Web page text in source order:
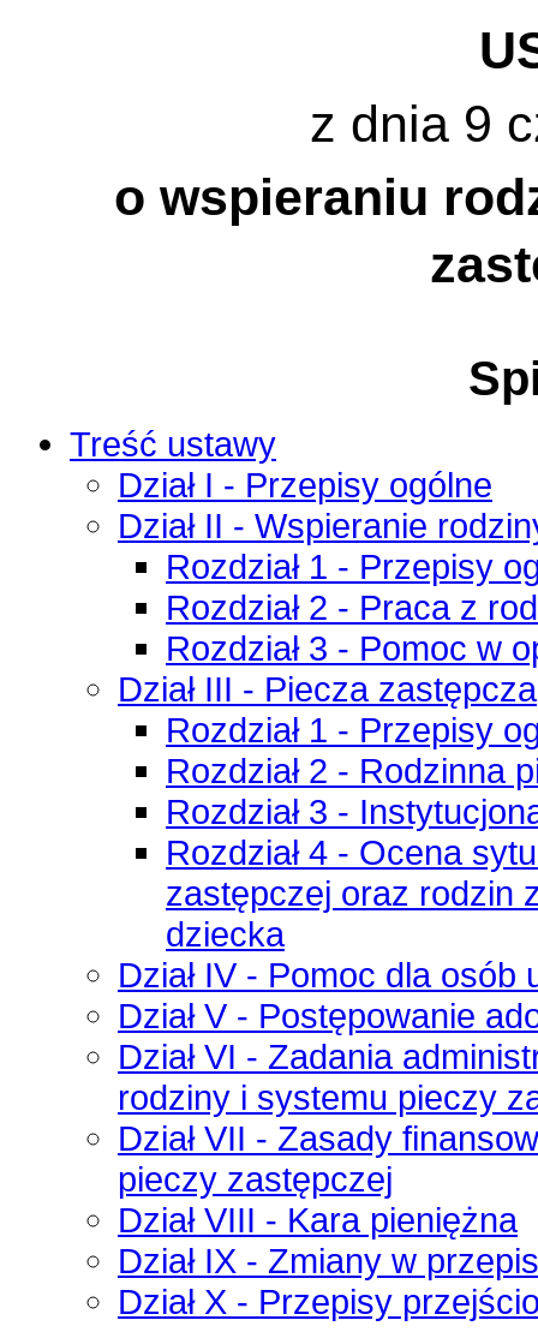
z dnia 9
o wspieraniu
Treść ustawy
Dział I - Przepisy ogólne
Dział II - Wspieranie
Rozdział 1 - Przepisy
Rozdział 2 - Praca z
Rozdział 3 - Pomoc w
Dział III - Piecza zastępcza
Rozdział 1 - Przepisy
Rozdział 2 - Rodzinna
Rozdział 3 -
Rozdział 4 - Ocena
zastępczej oraz rodzin
dziecka
Dział IV - Pomoc dla osób
Dział V - Postępowanie
Dział VI - Zadania
rodziny i systemu pieczy
Dział VII - Zasady
pieczy zastępczej
Dział VIII - Kara pieniężna
Dział IX - Zmiany w
Dział X - Przepisy